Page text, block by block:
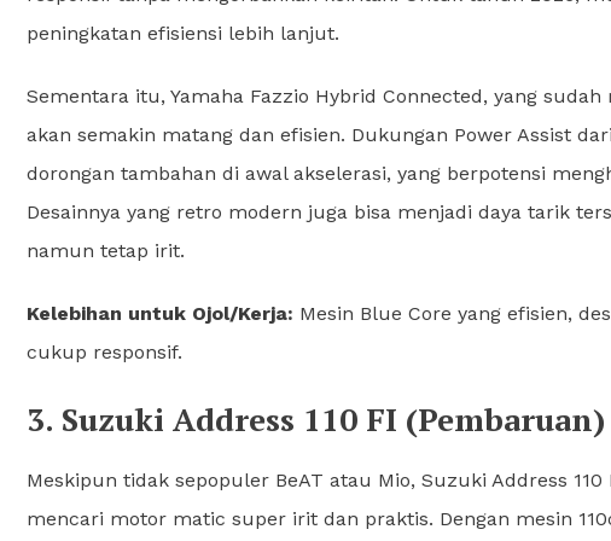
peningkatan efisiensi lebih lanjut.
Sementara itu, Yamaha Fazzio Hybrid Connected, yang
akan semakin matang dan efisien. Dukungan Power Assist
dorongan tambahan di awal akselerasi, yang berpotensi
Desainnya yang retro modern juga bisa menjadi daya tarik
namun tetap irit.
Kelebihan untuk Ojol/Kerja: Mesin Blue Core yang efisien,
cukup responsif.
3. Suzuki Address 110 FI (Pembaruan)
Meskipun tidak sepopuler BeAT atau Mio, Suzuki Address
mencari motor matic super irit dan praktis. Dengan mesin